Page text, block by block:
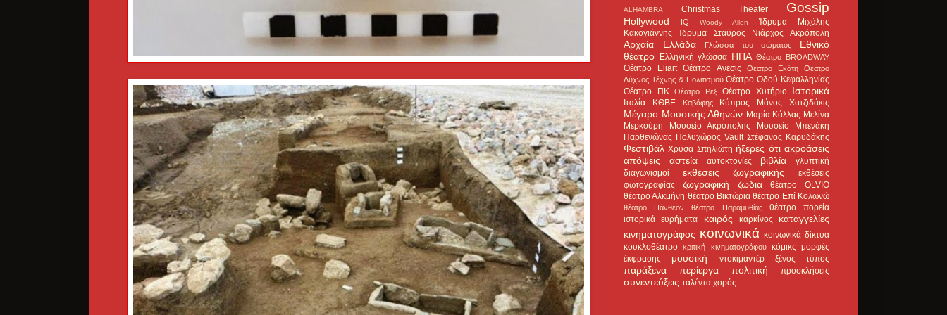
ALHAMBRA Christmas Theater Gossip
Hollywood IQ Woody Allen
Ίδρυμα Μιχάλης
Κακογιάννης
Ίδρυμα Σταύρος Νιάρχος Ακρόπολη
Αρχαία Ελλάδα Γλώσσα του σώματος
Εθνικό
θέατρο Ελληνική γλώσσα ΗΠΑ Θέατρο BROADWAY
Θέατρο Eliart Θέατρο Άνεσις Θέατρο Εκάτη
Θέατρο
Λύχνος Τέχνης & Πολιτισμού Θέατρο Οδού Κεφαλληνίας
Θέατρο ΠΚ
Θέατρο Ρεξ Θέατρο Χυτήριο Ιστορικά
Ιταλία ΚΘΒΕ Καβάφης Κύπρος Μάνος Χατζιδάκις
Μέγαρο Μουσικής Αθηνών Μαρία Κάλλας Μελίνα
Μερκούρη
Μουσείο Ακρόπολης
Μουσείο Μπενάκη
Παρθενώνας Πολυχώρος Vault Στέφανος Καρυδάκης
Φεστιβάλ Χρύσα Σπηλιώτη ήξερες ότι ακροάσεις
απόψεις
αστεία αυτοκτονίες βιβλία
γλυπτική
διαγωνισμοί
εκθέσεις ζωγραφικής
εκθέσεις
φωτογραφίας
ζωγραφική ζώδια
θέατρο OLVIO
θέατρο Αλκμήνη θέατρο Βικτώρια θέατρο Επί Κολωνώ
θέατρο Πάνθεον θέατρο Παραμυθίας
θέατρο πορεία
ιστορικά ευρήματα
καιρός καρκίνος
καταγγελίες
κινηματογράφος κοινωνικά κοινωνικά δίκτυα
κουκλοθέατρο
κριτική κινηματογράφου κόμικς μορφές
έκφρασης
μουσική ντοκιμαντέρ ξένος τύπος
παράξενα περίεργα πολιτική προσκλήσεις
συνεντεύξεις ταλέντα χορός